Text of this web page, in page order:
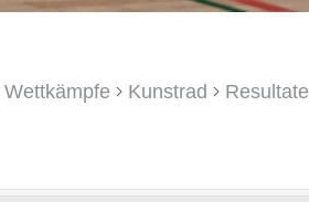
Wettkämpfe > Kunstrad > Resultate